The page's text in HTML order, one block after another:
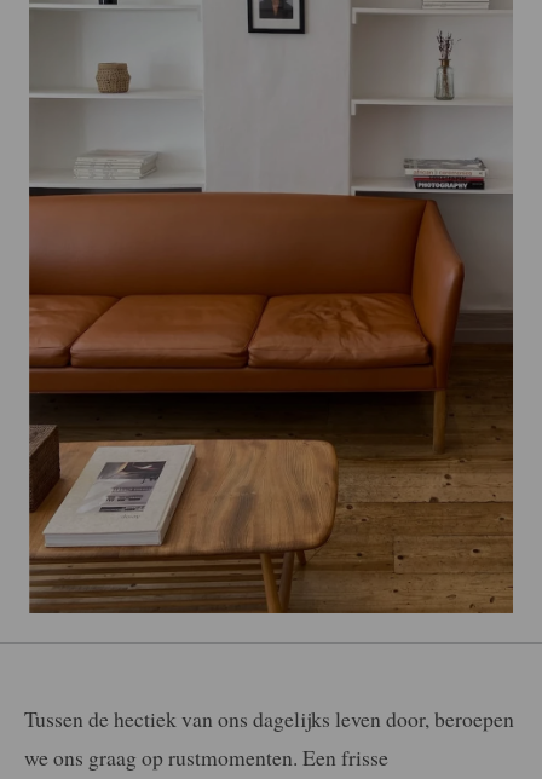
Tussen de hectiek van ons dagelijks leven door, beroepen
we ons graag op rustmomenten. Een frisse